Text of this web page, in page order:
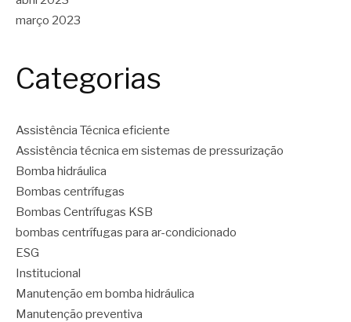
março 2023
Categorias
Assistência Técnica eficiente
Assistência técnica em sistemas de pressurização
Bomba hidráulica
Bombas centrífugas
Bombas Centrífugas KSB
bombas centrífugas para ar-condicionado
ESG
Institucional
Manutenção em bomba hidráulica
Manutenção preventiva